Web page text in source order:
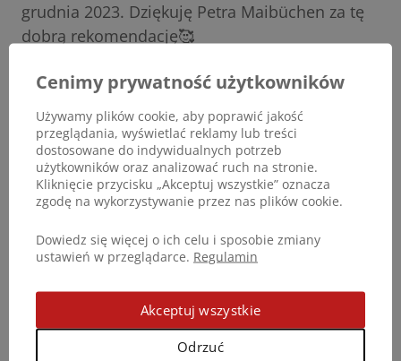
grudnia 2023. Dziękuję Petra Maibüchen za tę
dobrą rekomendację🥰
Opinia przygotowana przez Petrę Maibuechen,
dystrybutora Dogoteki w Niemczech.
Cenimy prywatność użytkowników
Używamy plików cookie, aby poprawić jakość
przeglądania, wyświetlać reklamy lub treści
dostosowane do indywidualnych potrzeb
użytkowników oraz analizować ruch na stronie.
Kliknięcie przycisku „Akceptuj wszystkie” oznacza
zgodę na wykorzystywanie przez nas plików cookie.
Dowiedz się więcej o ich celu i sposobie zmiany
ustawień w przeglądarce. Regulamin
Odrzuć
Akceptuj wszystkie